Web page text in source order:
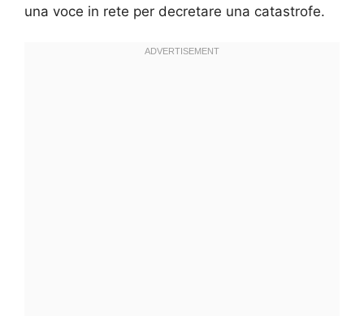
una voce in rete per decretare una catastrofe.